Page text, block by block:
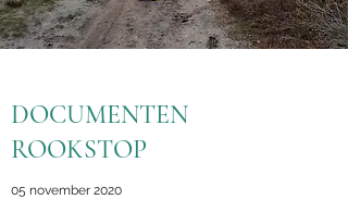
DOCUMENTEN
ROOKSTOP
05 november 2020